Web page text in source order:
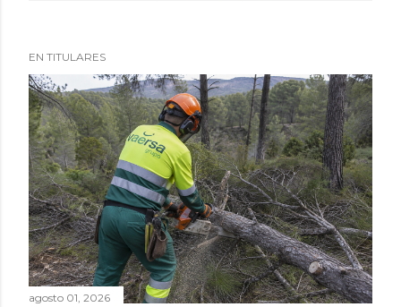
EN TITULARES
agosto 01, 2026